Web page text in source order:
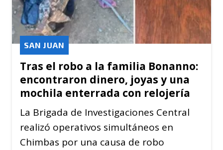
Tras el robo a la familia Bonanno:
encontraron dinero, joyas y una
mochila enterrada con relojería
SAN JUAN
La Brigada de Investigaciones Central
realizó operativos simultáneos en
Chimbas por una causa de robo